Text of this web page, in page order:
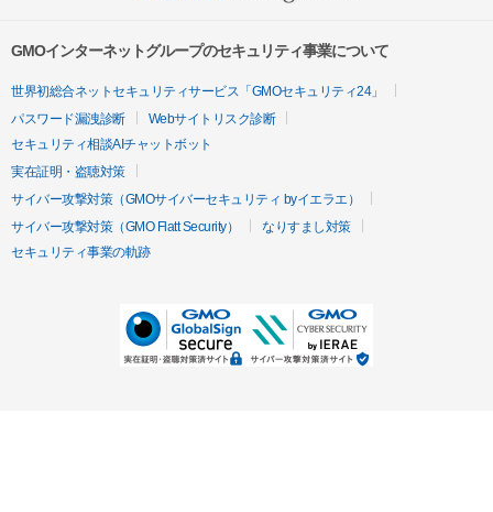
GMOインターネットグループのセキュリティ事業について
世界初総合ネットセキュリティサービス「GMOセキュリティ24」
パスワード漏洩診断
Webサイトリスク診断
セキュリティ相談AIチャットボット
実在証明・盗聴対策
サイバー攻撃対策（GMOサイバーセキュリティ byイエラエ）
サイバー攻撃対策（GMO Flatt Security）
なりすまし対策
セキュリティ事業の軌跡